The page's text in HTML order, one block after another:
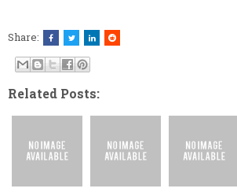
Share:
Related Posts: